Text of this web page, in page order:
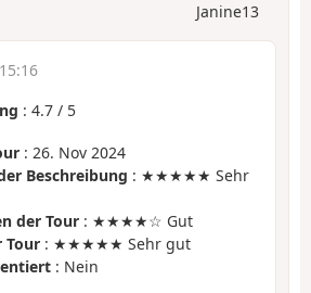
Janine13
: 4.7 / 5
: 26. Nov 2024
Beschreibung : ★★★★★ Sehr
der Tour : ★★★★☆ Gut
: ★★★★★ Sehr gut
: Nein